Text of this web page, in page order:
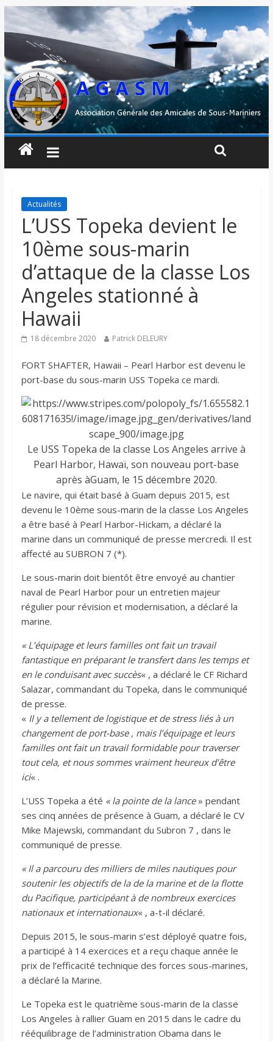
Actualités
L’USS Topeka devient le
10ème sous-marin
d’attaque de la classe Los
Angeles stationné à
Hawaii
18 décembre 2020 Patrick DELEURY
FORT SHAFTER, Hawaii – Pearl Harbor est devenu le
port-base du sous-marin USS Topeka ce mardi.
Le USS Topeka de la classe Los Angeles arrive à
Pearl Harbor, Hawaï, son nouveau port-base
après àGuam, le 15 décembre 2020.
Le navire, qui était basé à Guam depuis 2015, est
devenu le 10ème sous-marin de la classe Los Angeles
a être basé à Pearl Harbor-Hickam, a déclaré la
marine dans un communiqué de presse mercredi. Il est
affecté au SUBRON 7 (*).
Le sous-marin doit bientôt être envoyé au chantier
naval de Pearl Harbor pour un entretien majeur
régulier pour révision et modernisation, a déclaré la
marine.
« L’équipage et leurs familles ont fait un travail
fantastique en préparant le transfert dans les temps et
en le conduisant avec succès« , a déclaré le CF Richard
Salazar, commandant du Topeka, dans le communiqué
de presse.
« Il y a tellement de logistique et de stress liés à un
changement de port-base , mais l’équipage et leurs
familles ont fait un travail formidable pour traverser
tout cela, et nous sommes vraiment heureux d’être
ici« .
L’USS Topeka a été « la pointe de la lance» pendant
ses cinq années de présence à Guam, a déclaré le CV
Mike Majewski, commandant du Subron 7 , dans le
communiqué de presse.
« Il a parcouru des milliers de miles nautiques pour
soutenir les objectifs de la de la marine et de la flotte
du Pacifique, participéant à de nombreux exercices
nationaux et internationaux« , a-t-il déclaré.
Depuis 2015, le sous-marin s’est déployé quatre fois,
a participé à 14 exercices et a reçu chaque année le
prix de l’efficacité technique des forces sous-marines,
a déclaré la Marine.
Le Topeka est le quatrième sous-marin de la classe
Los Angeles à rallier Guam en 2015 dans le cadre du
rééquilibrage de l’administration Obama dans le